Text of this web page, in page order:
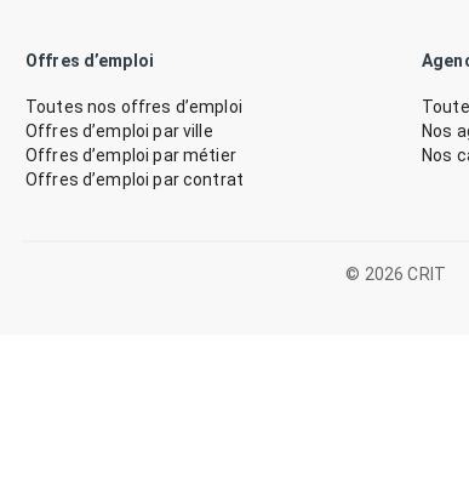
Offres d’emploi
Toutes nos offres d’emploi
Offres d’emploi par ville
Offres d’emploi par métier
Offres d’emploi par contrat
Nos
Nos
© 2026 CRIT